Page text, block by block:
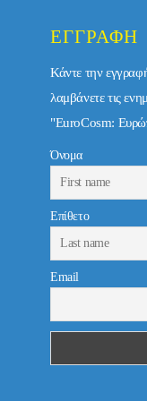
ΕΓΓΡΑΦΉ
Κάντε την
λαμβάνετε τις
"EuroCosm:
Όνομα
Επίθετο
Email